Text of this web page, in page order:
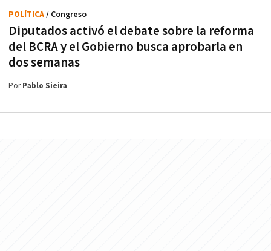
Diputados activó el debate sobre la reforma
del BCRA y el Gobierno busca aprobarla en
dos semanas
POLÍTICA/ Congreso
PorPablo Sieira